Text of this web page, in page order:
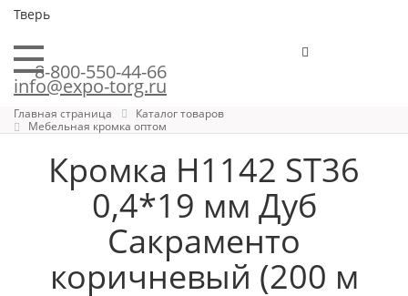
Тверь
8-800-550-44-66
info@expo-torg.ru
Главная страница
Каталог товаров
Мебельная кромка оптом
Кромка H1142 ST36
0,4*19 мм Дуб
Сакраменто
коричневый (200 м